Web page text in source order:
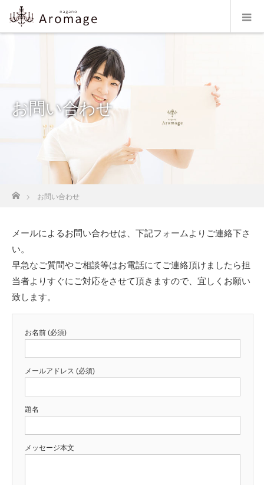
お問い合わせ
ホーム
お問い合わせ
メールによるお問い合わせは、下記フォームよりご連絡下さ
い。
早急なご質問やご相談等はお電話にてご連絡頂けましたら担
当者よりすぐにご対応をさせて頂きますので、宜しくお願い
致します。
お名前 (必須)
メールアドレス (必須)
題名
メッセージ本文